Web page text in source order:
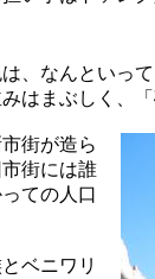
、なんといっ
はまぶしく、
街が造ら
街には誰
ての人口
ベニワリ